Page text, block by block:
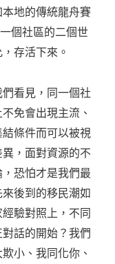
地的傳統龍舟賽
個社區的二個世
存活下來。
們看見，同一個社
免會出現主流、
條件而可以被視
，面對資源的不
恐怕才是我們最
後到的移民潮如
驗對照上，不同
話的開始？我們
小、我同化你、